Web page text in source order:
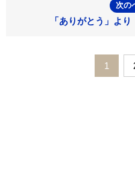
次の
「ありがとう」よ
1